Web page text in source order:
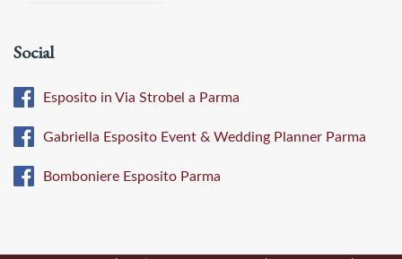
Social
Esposito in Via Strobel a Parma
Gabriella Esposito Event & Wedding Planner Parma
Bomboniere Esposito Parma